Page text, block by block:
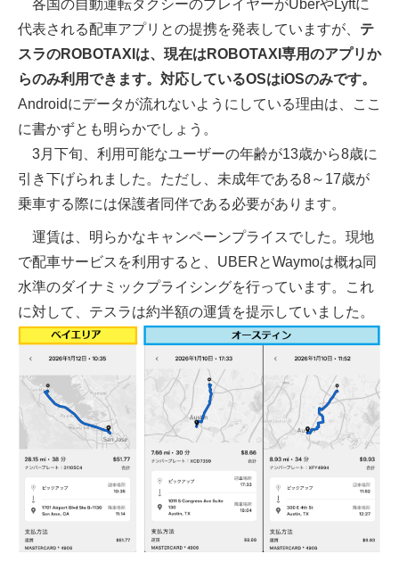
各国の自動運転タクシーのプレイヤーがUberやLyftに
代表される配車アプリとの提携を発表していますが、 テ
スラのROBOTAXIは、現在はROBOTAXI専用のアプリか
らのみ利用できます。対応しているOSはiOSのみです。
Androidにデータが流れないようにしている理由は、ここ
に書かずとも明らかでしょう。
3月下旬、利用可能なユーザーの年齢が13歳から8歳に
引き下げられました。ただし、未成年である8～17歳が
乗車する際には保護者同伴である必要があります。
運賃は、明らかなキャンペーンプライスでした。現地
で配車サービスを利用すると、UBERとWaymoは概ね同
水準のダイナミックプライシングを行っています。これ
に対して、テスラは約半額の運賃を提示していました。